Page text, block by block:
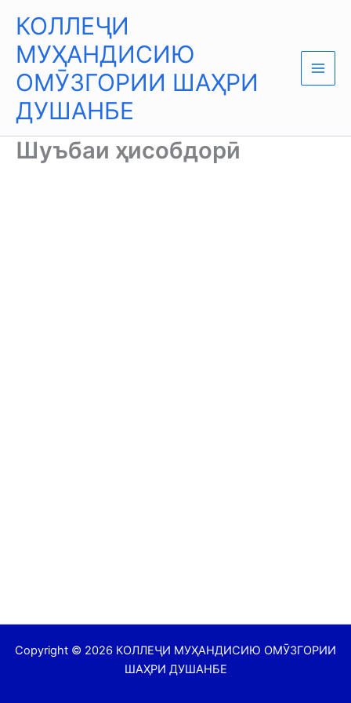
content
КОЛЛЕҶИ
МУҲАНДИСИЮ
ОМӮЗГОРИИ ШАҲРИ
ДУШАНБЕ
Шуъбаи ҳисобдорӣ
Copyright © 2026 КОЛЛЕҶИ МУҲАНДИСИЮ ОМӮЗГОРИИ
ШАҲРИ ДУШАНБЕ